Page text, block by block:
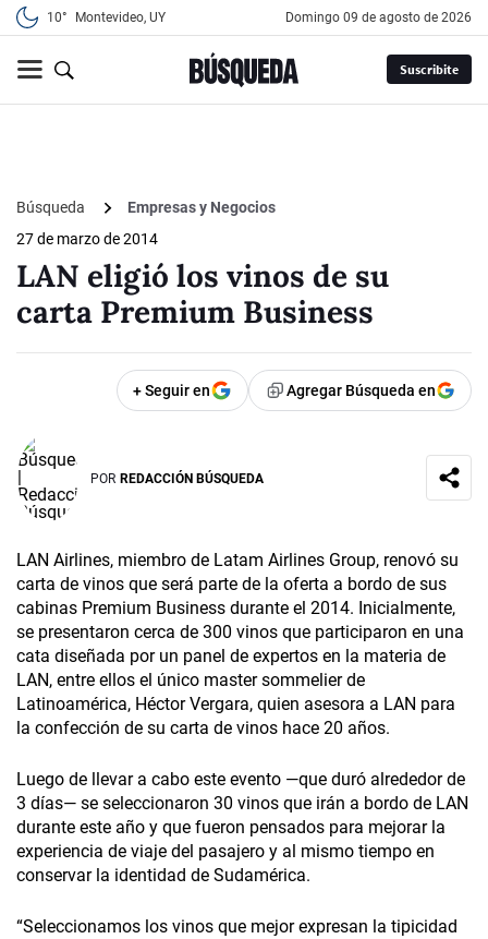
10° Montevideo, UY domingo 09 de agosto de 2026
Suscribite
Búsqueda
Empresas y Negocios
27 de marzo de 2014
LAN eligió los vinos de su
carta Premium Business
+ Seguir en Agregar Búsqueda en
POR REDACCIÓN BÚSQUEDA
LAN Airlines, miembro de Latam Airlines Group, renovó su
carta de vinos que será parte de la oferta a bordo de sus
cabinas Premium Business durante el 2014. Inicialmente,
se presentaron cerca de 300 vinos que participaron en una
cata diseñada por un panel de expertos en la materia de
LAN, entre ellos el único master sommelier de
Latinoamérica, Héctor Vergara, quien asesora a LAN para
la confección de su carta de vinos hace 20 años.
Luego de llevar a cabo este evento —que duró alrededor de
3 días— se seleccionaron 30 vinos que irán a bordo de LAN
durante este año y que fueron pensados para mejorar la
experiencia de viaje del pasajero y al mismo tiempo en
conservar la identidad de Sudamérica.
“Seleccionamos los vinos que mejor expresan la tipicidad